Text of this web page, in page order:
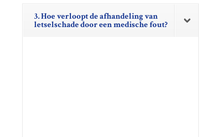
3. Hoe verloopt de afhandeling van
letselschade door een medische fout?